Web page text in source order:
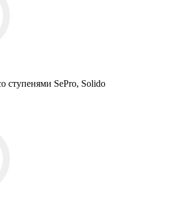
ступенями SePro, Solido